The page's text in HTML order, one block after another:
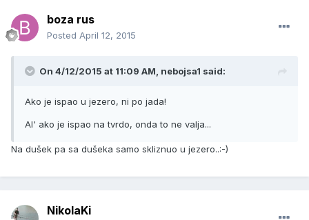
boza rus
Posted April 12, 2015
On 4/12/2015 at 11:09 AM, nebojsa1 said:
Ako je ispao u jezero, ni po jada!
Al' ako je ispao na tvrdo, onda to ne valja...
Na dušek pa sa dušeka samo skliznuo u jezero..:-)
NikolaKi